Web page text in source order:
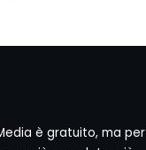
è gratuito, ma per